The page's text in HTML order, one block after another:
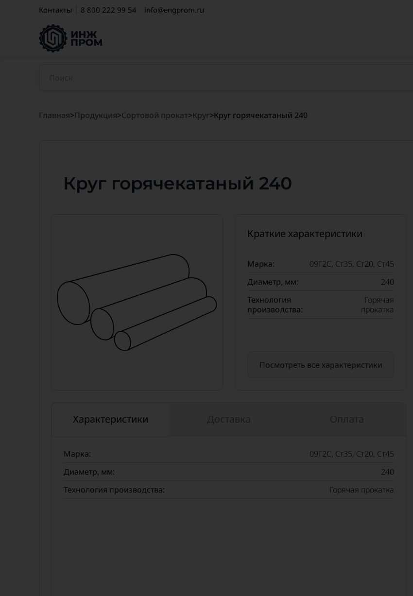
Контакты 8 800 222 99 54 info@engprom.ru
Главная>Продукция>Сортовой прокат>Круг>Круг горячекатаный 240
Круг горячекатаный 240
Краткие характеристики
Марка:
09Г2С, Ст35, Ст20, Ст45
Диаметр, мм:
240
Технология
производства:
Горячая
прокатка
Посмотреть все характеристики
Характеристики
Марка:
09Г2С, Ст35, Ст20, Ст45
Диаметр, мм:
240
Технология производства:
Горячая прокатка